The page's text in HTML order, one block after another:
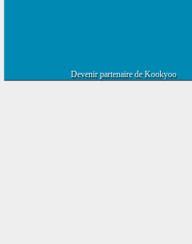
Devenir partenaire de Kookyoo